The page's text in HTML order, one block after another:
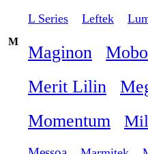
L Series Leftek
M
Maginon
Merit Lilin
Momentum